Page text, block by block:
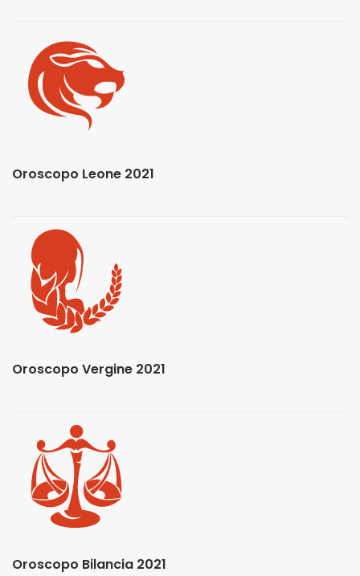
Oroscopo Leone 2021
Oroscopo Vergine 2021
Oroscopo Bilancia 2021